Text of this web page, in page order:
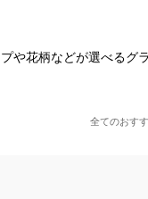
や花柄などが選べるグ
全てのおす